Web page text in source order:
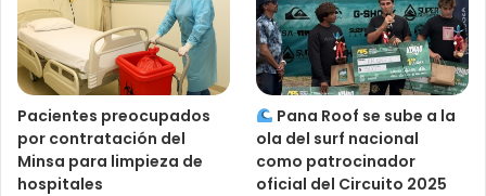
Pacientes preocupados
por contratación del
Minsa para limpieza de
hospitales
Pana Roof se sube a la
ola del surf nacional
como patrocinador
oficial del Circuito 2025